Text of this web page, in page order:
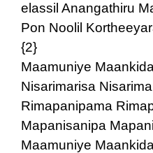
elassil Anangathiru
Pon Noolil
{2}
Maamuniye
Nisarimarisa
Rimapanipama
Mapanisanipa
Maamuniye